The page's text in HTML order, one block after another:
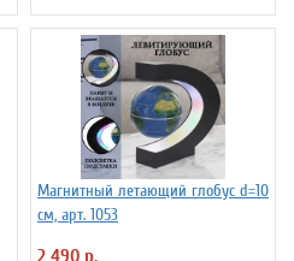
Магнитный летающий глобус d=10
см, арт. 1053
2 490 р.